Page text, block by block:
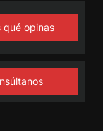
qué opinas